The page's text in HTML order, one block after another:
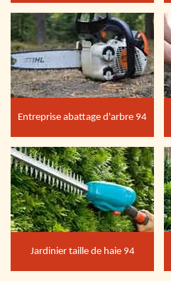
Entreprise abattage d'arbre 94
Jardinier taille de haie 94